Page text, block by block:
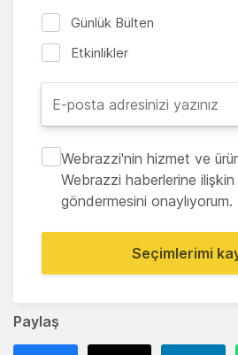
Paylaş
Günlük Bülten
Etkinlikler
Webrazzi'nin hizmet ve
Webrazzi haberlerine
göndermesini onaylıyorum.
Seçimlerimi